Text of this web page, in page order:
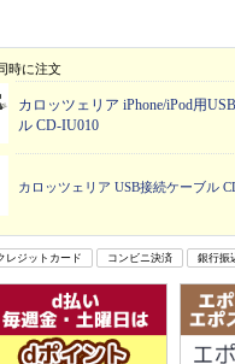
時に注文
カロッツェリア iPhone/iPod用
ル CD-IU010
カロッツェリア USB接続ケーブル
レジットカード コンビニ決済 銀行振